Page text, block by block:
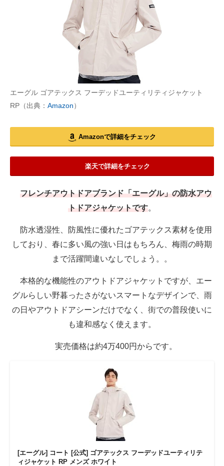
エーグル ゴアテックス フーデッドユーティリティジャケット
RP（出典： Amazon）
Amazonで詳細をチェック
楽天で詳細をチェック
フレンチアウトドアブランド「エーグル」の防水アウ
トドアジャケットです。
防水透湿性、防風性に優れたゴアテックス素材を使用
しており、春に多い風の強い日はもちろん、梅雨の時期
まで活躍間違いなしでしょう。。
本格的な機能性のアウトドアジャケットですが、エー
グルらしい野暮ったさがないスマートなデザインで、雨
の日やアウトドアシーンだけでなく、街での普段使いに
も違和感なく使えます。
実売価格は約4万400円からです。
[エーグル] コート [公式] ゴアテックス フーデッドユーティリテ
ィジャケット RP メンズ ホワイト